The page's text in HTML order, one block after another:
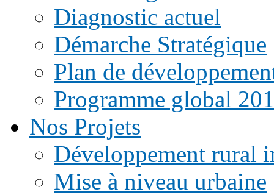
Diagnostic actuel
Démarche Stratégique
Plan de
Programme global
Nos Projets
Développement rural
Mise à niveau urbaine